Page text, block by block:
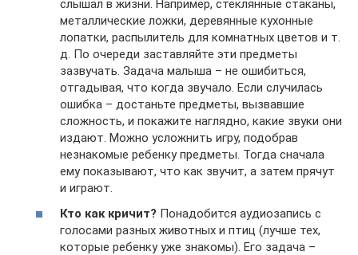
слышал в жизни. Например, стеклянные стаканы,
металлические ложки, деревянные кухонные
лопатки, распылитель для комнатных цветов и т.
д. По очереди заставляйте эти предметы
зазвучать. Задача малыша – не ошибиться,
отгадывая, что когда звучало. Если случилась
ошибка – достаньте предметы, вызвавшие
сложность, и покажите наглядно, какие звуки они
издают. Можно усложнить игру, подобрав
незнакомые ребенку предметы. Тогда сначала
ему показывают, что как звучит, а затем прячут
и играют.
Кто как кричит? Понадобится аудиозапись с
голосами разных животных и птиц (лучше тех,
которые ребенку уже знакомы). Его задача –